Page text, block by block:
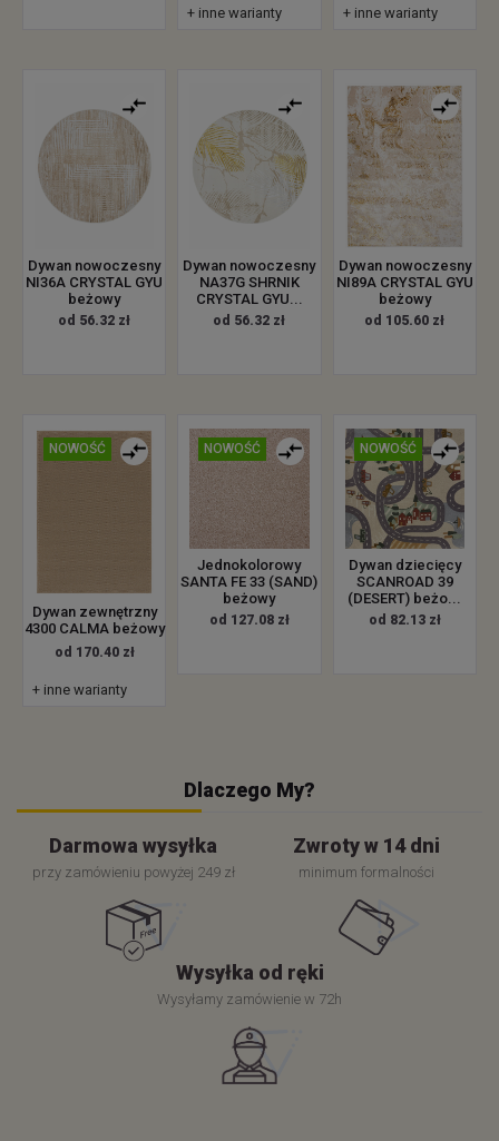
+ inne warianty + inne warianty
Dywan nowoczesny
NI36A CRYSTAL GYU
beżowy
od 56.32 zł
Dywan nowoczesny
NA37G SHRNIK
CRYSTAL GYU...
od 56.32 zł
Dywan nowoczesny
NI89A CRYSTAL GYU
beżowy
od 105.60 zł
NOWOŚĆ
Dywan zewnętrzny
4300 CALMA beżowy
od 170.40 zł
+ inne warianty
NOWOŚĆ
Jednokolorowy
SANTA FE 33 (SAND)
beżowy
od 127.08 zł
NOWOŚĆ
Dywan dziecięcy
SCANROAD 39
(DESERT) beżo...
od 82.13 zł
Dlaczego My?
Darmowa wysyłka
przy zamówieniu powyżej 249 zł
Zwroty w 14 dni
minimum formalności
Wysyłka od ręki
Wysyłamy zamówienie w 72h